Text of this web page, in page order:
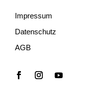
Impressum
Datenschutz
AGB